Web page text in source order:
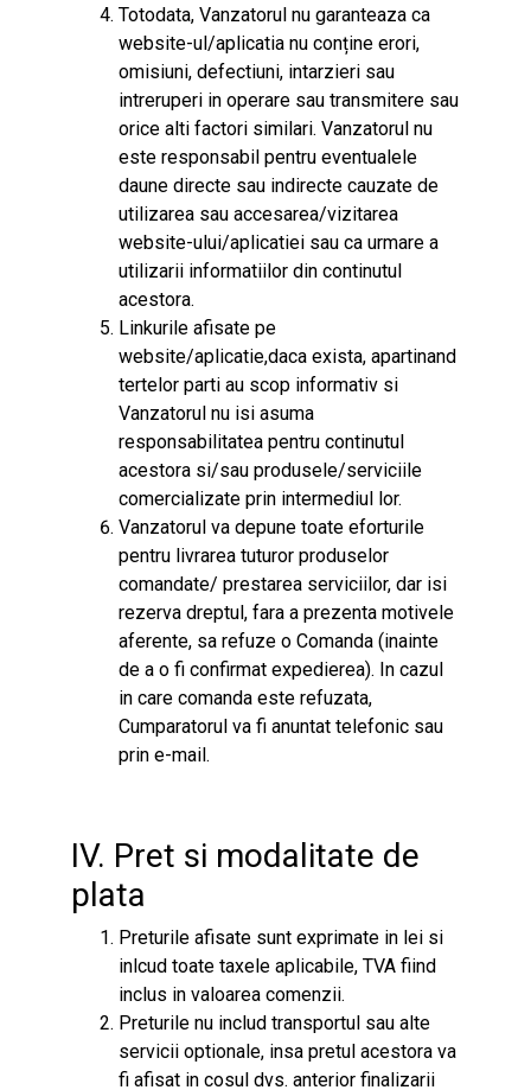
Totodata, Vanzatorul nu garanteaza ca
website-ul/aplicatia nu conține erori,
omisiuni, defectiuni, intarzieri sau
intreruperi in operare sau transmitere sau
orice alti factori similari. Vanzatorul nu
este responsabil pentru eventualele
daune directe sau indirecte cauzate de
utilizarea sau accesarea/vizitarea
website-ului/aplicatiei sau ca urmare a
utilizarii informatiilor din continutul
acestora.
Linkurile afisate pe
website/aplicatie,daca exista, apartinand
tertelor parti au scop informativ si
Vanzatorul nu isi asuma
responsabilitatea pentru continutul
acestora si/sau produsele/serviciile
comercializate prin intermediul lor.
Vanzatorul va depune toate eforturile
pentru livrarea tuturor produselor
comandate/ prestarea serviciilor, dar isi
rezerva dreptul, fara a prezenta motivele
aferente, sa refuze o Comanda (inainte
de a o fi confirmat expedierea). In cazul
in care comanda este refuzata,
Cumparatorul va fi anuntat telefonic sau
prin e-mail.
IV. Pret si modalitate de
plata
Preturile afisate sunt exprimate in lei si
inlcud toate taxele aplicabile, TVA fiind
inclus in valoarea comenzii.
Preturile nu includ transportul sau alte
servicii optionale, insa pretul acestora va
fi afisat in cosul dvs. anterior finalizarii